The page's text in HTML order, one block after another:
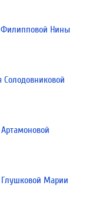
Филипповой Нины
Марии